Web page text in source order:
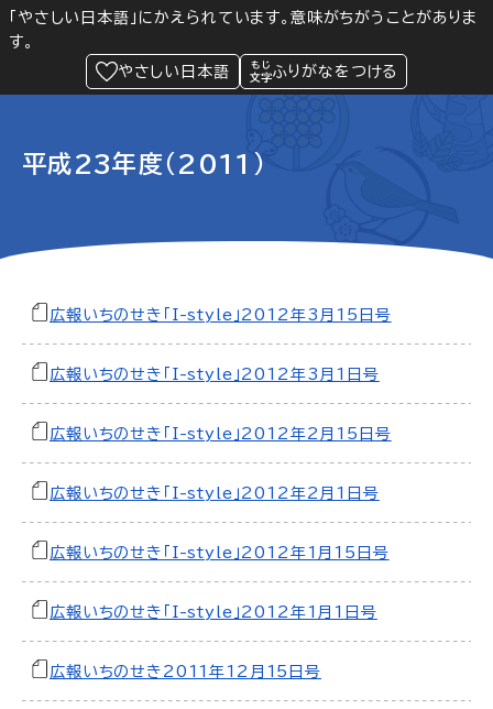
「やさしい日本語」にかえられています。意味がちがうことがありま
す。
やさしい日本語
ふりがなをつける
Language 閲覧支援
緊急情報
平成23年度（2011）
広報いちのせき「I-style」2012年3月15日号
広報いちのせき「I-style」2012年3月1日号
広報いちのせき「I-style」2012年2月15日号
広報いちのせき「I-style」2012年2月1日号
広報いちのせき「I-style」2012年1月15日号
広報いちのせき「I-style」2012年1月1日号
広報いちのせき2011年12月15日号